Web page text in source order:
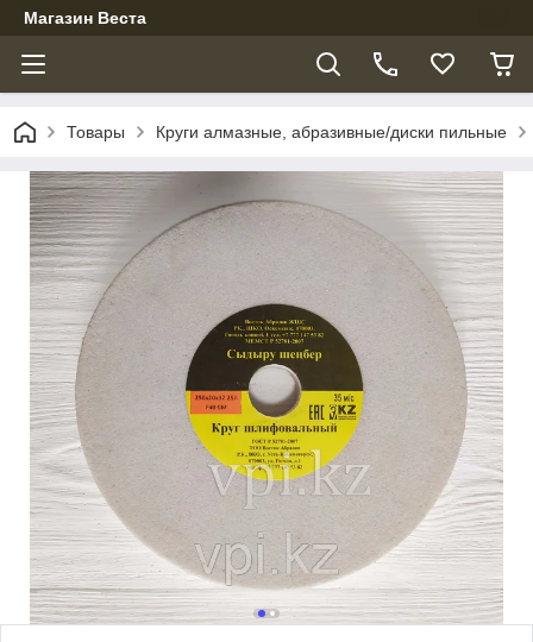
Магазин Веста
Товары Круги алмазные, абразивные/диски пильные